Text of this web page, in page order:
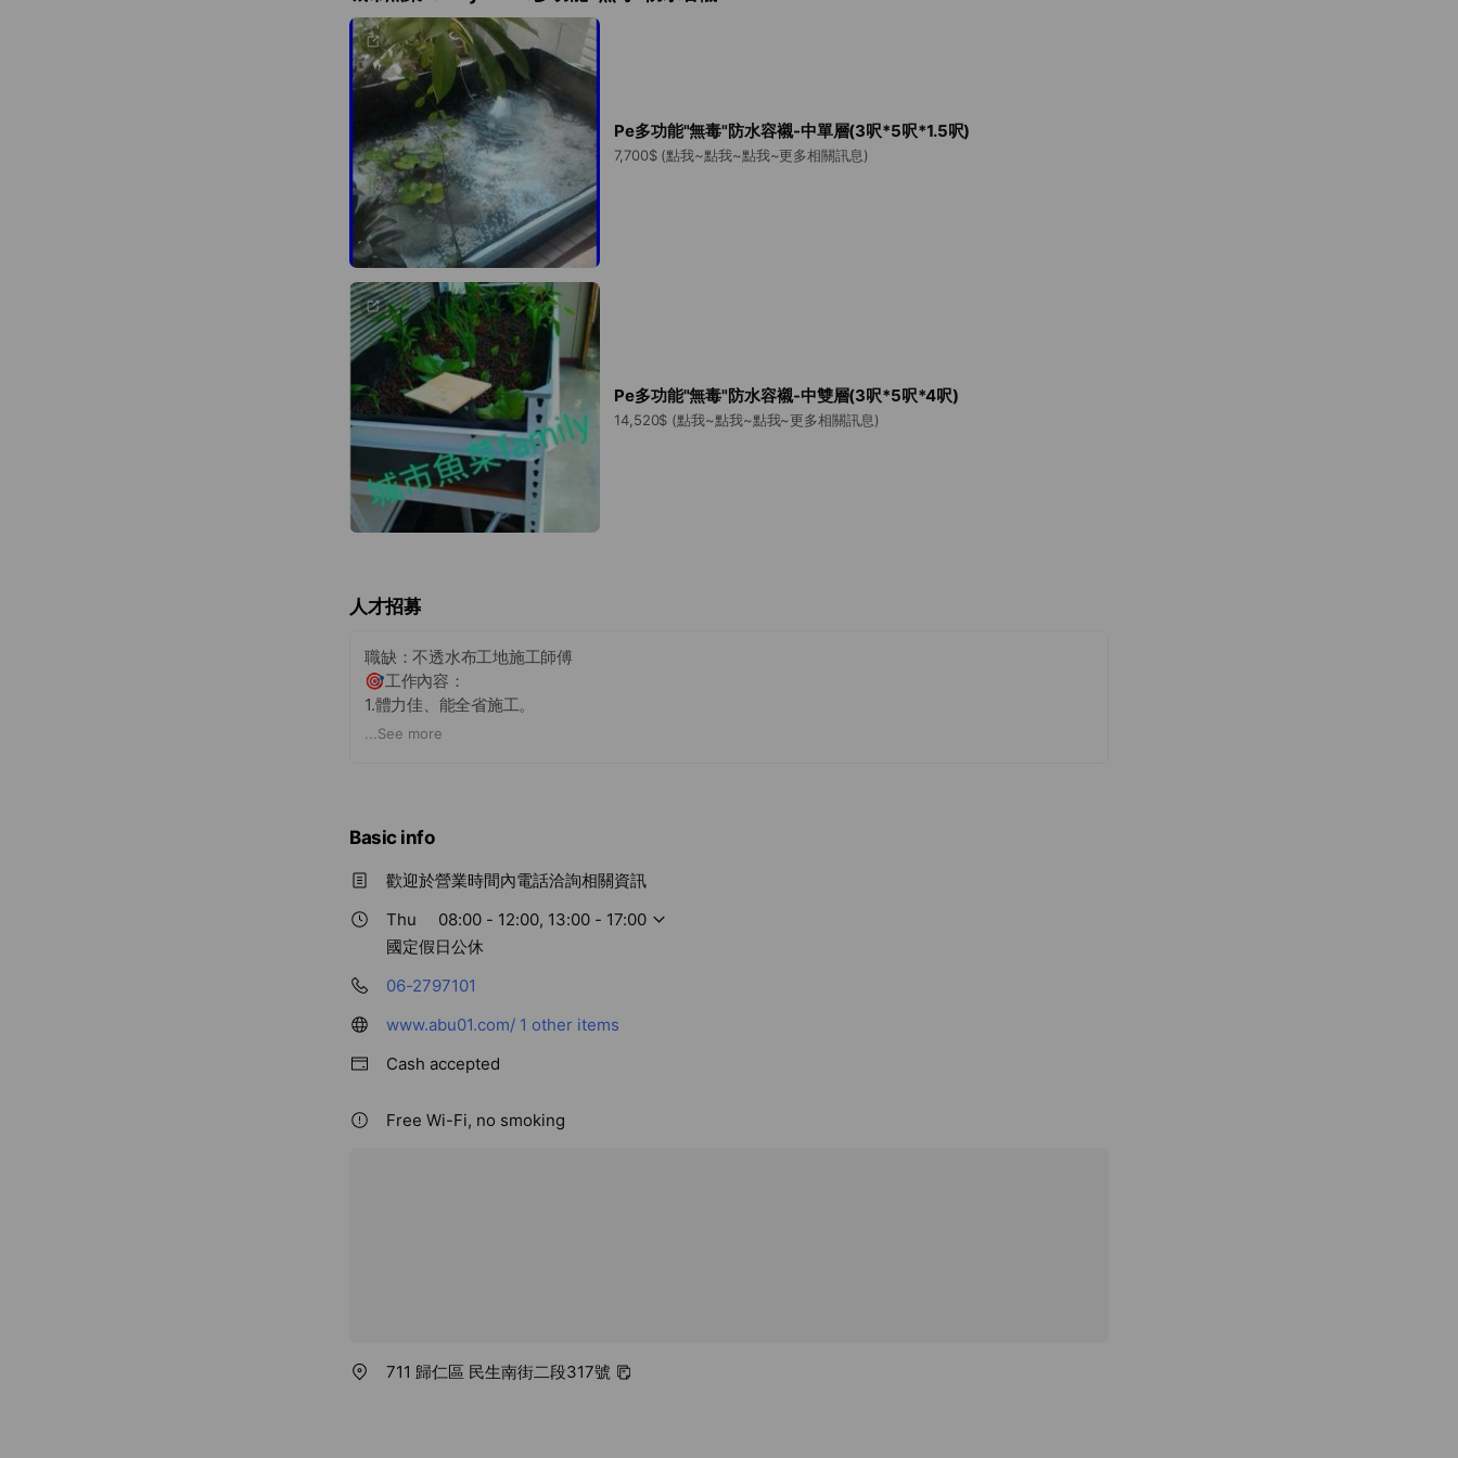
Pe多功能"無毒"防水容襯-中單層(3呎*5呎*1.5呎)
7,700$ (點我~點我~點我~更多相關訊息)
Pe多功能"無毒"防水容襯-中雙層(3呎*5呎*4呎)
14,520$ (點我~點我~點我~更多相關訊息)
人才招募
職缺：不透水布工地施工師傅
🎯工作內容：
1.體力佳、能全省施工。
2.願意學習熱熔焊接機的操作
...See more
Basic info
歡迎於營業時間內電話洽詢相關資訊
Thu
08:00 - 12:00, 13:00 - 17:00
國定假日公休
06-2797101
www.abu01.com/ 1 other items
Cash accepted
Free Wi-Fi, no smoking
711 歸仁區 民生南街二段317號